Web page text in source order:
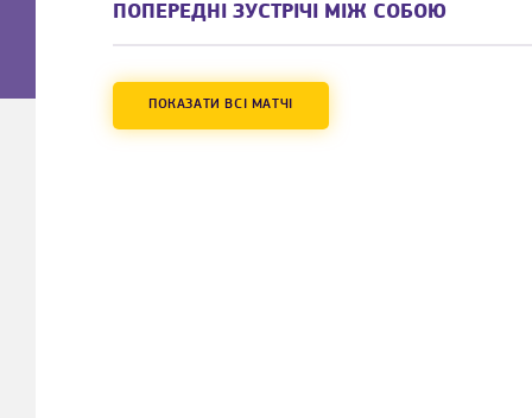
ПОПЕРЕДНІ ЗУСТРІЧІ МІЖ СОБОЮ
ПОКАЗАТИ ВСІ МАТЧІ